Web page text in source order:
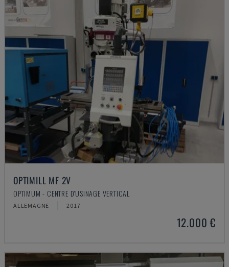
OPTIMILL MF 2V
OPTIMUM - CENTRE D'USINAGE VERTICAL
ALLEMAGNE 2017
12.000 €